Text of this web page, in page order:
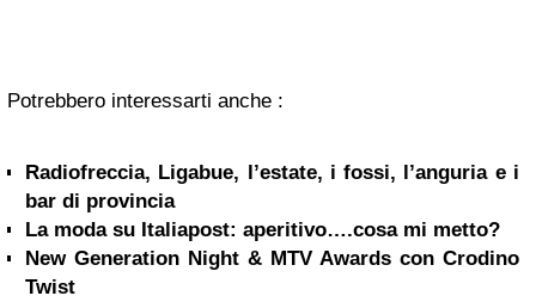
Potrebbero interessarti anche :
Radiofreccia, Ligabue, l’estate, i fossi, l’anguria e i
bar di provincia
La moda su Italiapost: aperitivo….cosa mi metto?
New Generation Night & MTV Awards con Crodino
Twist